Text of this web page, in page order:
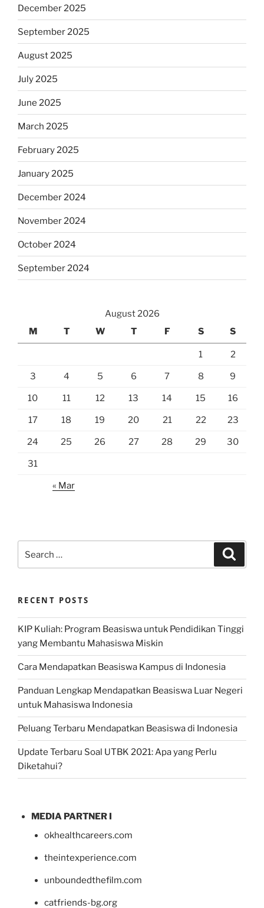
December 2025
September 2025
August 2025
July 2025
June 2025
March 2025
February 2025
January 2025
December 2024
November 2024
October 2024
September 2024
August 2026
M
T W T F S S
1 2
3 4 5 6 7 8 9
10 11 12 13 14 15 16
17 18 19 20 21 22 23
24 25 26 27 28 29 30
31
« Mar
for:
RECENT POSTS
KIP Kuliah: Program Beasiswa untuk Pendidikan Tinggi
yang Membantu Mahasiswa Miskin
Cara Mendapatkan Beasiswa Kampus di Indonesia
Panduan Lengkap Mendapatkan Beasiswa Luar Negeri
untuk Mahasiswa Indonesia
Peluang Terbaru Mendapatkan Beasiswa di Indonesia
Update Terbaru Soal UTBK 2021: Apa yang Perlu
Diketahui?
MEDIA PARTNER I
okhealthcareers.com
theintexperience.com
unboundedthefilm.com
catfriends-bg.org